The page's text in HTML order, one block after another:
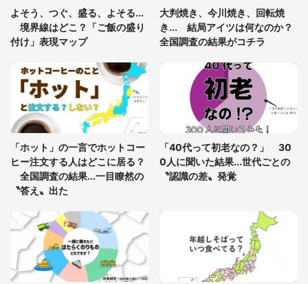
グっちゃってた〝野生の野菜〟に6.5万人戦慄
「○○がない街に住んでいます」住人の呟きに30万
人驚がく 何が存在しないか、あなたはわかる？
「修学旅行に途中参加する娘を送って行ったら、真
っ暗な道で遭難状態。なんとか見つけた民家に助け
を求めると、住人の男性が...」
よそう、つぐ、盛る、よそる...
境界線はどこ？「ご飯の盛り
付け」表現マップ
大判焼き、今川焼き、回転焼
き... 結局アイツは何なのか？
全国調査の結果がコチラ
「ホット」の一言でホットコー
ヒー注文する人はどこに居る？
全国調査の結果...一目瞭然の
〝答え〟出た
「40代って初老なの？」 30
0人に聞いた結果...世代ごとの
〝認識の差〟発覚